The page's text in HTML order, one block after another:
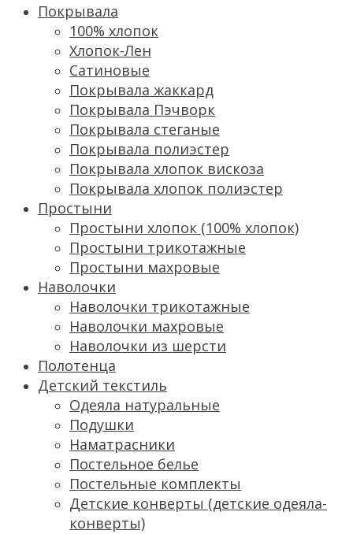
Покрывала
100% хлопок
Хлопок-Лен
Сатиновые
Покрывала жаккард
Покрывала Пэчворк
Покрывала стеганые
Покрывала полиэстер
Покрывала хлопок вискоза
Покрывала хлопок полиэстер
Простыни
Простыни хлопок (100% хлопок)
Простыни трикотажные
Простыни махровые
Наволочки
Наволочки трикотажные
Наволочки махровые
Наволочки из шерсти
Полотенца
Детский текстиль
Одеяла натуральные
Подушки
Наматрасники
Постельное белье
Постельные комплекты
Детские конверты (детские одеяла-
конверты)